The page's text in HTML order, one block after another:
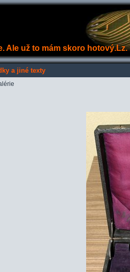
Ale už to mám skoro hotový.Lz.
a jiné texty